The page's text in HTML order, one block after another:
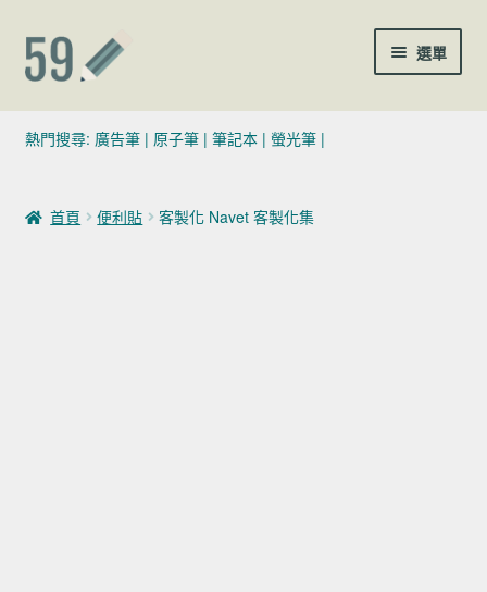
跳至導覽列
跳至主要內容 選單
(02)7729-4140
聯絡我們
熱門搜尋: 廣告筆| 原子筆| 筆記本| 螢光筆|
首頁 便利貼 客製化 Navet 客製化集